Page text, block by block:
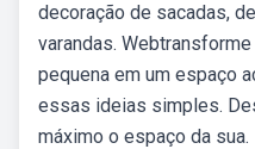
decoração de sacadas,
varandas.
pequena em um espaço
essas ideias simples.
máximo o espaço da sua.